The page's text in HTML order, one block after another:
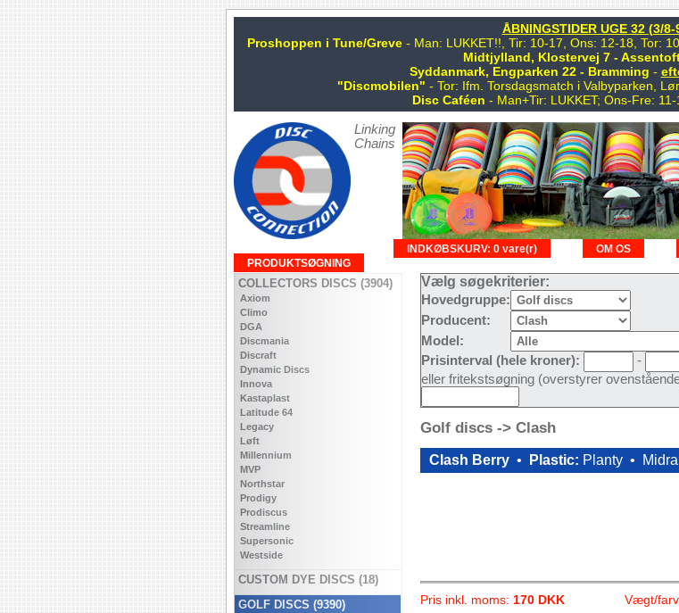
ÅBNINGSTIDER UGE 32 (3/8-
Proshoppen i Tune/Greve - Man: LUKKET!!, Tir: 10-17, Ons: 12-18, Tor:
Midtjylland, Klostervej 7 -
Syddanmark, Engparken 22 - Bramming -
"Discmobilen" - Tor: Ifm. Torsdagsmatch i Valbyparken,
Disc Caféen - Man+Tir: LUKKET; Ons-Fre:
Linking
Chains
OM OS
INDKØBSKURV: 0 vare(r)
PRODUKTSØGNING
COLLECTORS DISCS (3904)
Axiom
Climo
DGA
Discmania
Discraft
Dynamic Discs
Innova
Kastaplast
Latitude 64
Legacy
Løft
Millennium
MVP
Northstar
Prodigy
Prodiscus
Streamline
Supersonic
Westside
CUSTOM DYE DISCS (18)
GOLF DISCS (9390)
Vælg søgekriterier:
Hovedgruppe:
Producent:
Model:
Prisinterval (hele kroner):
-
eller fritekstsøgning (overstyrer
Golf discs -> Clash
Clash Berry • Plastic: Planty •
Pris inkl. moms: 170 DKK Vægt/